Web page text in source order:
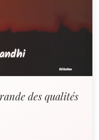
des qualités